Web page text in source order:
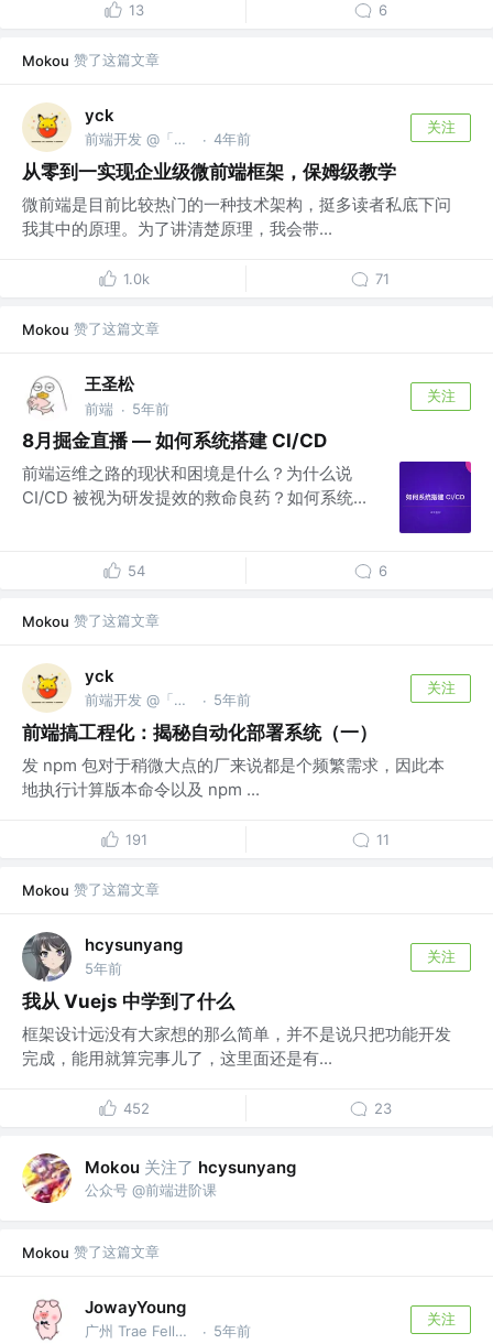
13 6
Mokou 赞了这篇文章
yck
前端开发 @「前端真好玩」公众号作者 · 4年前
关注
从零到一实现企业级微前端框架，保姆级教学
微前端是目前比较热门的一种技术架构，挺多读者私底下问
我其中的原理。为了讲清楚原理，我会带...
1.0k 71
Mokou 赞了这篇文章
王圣松
前端 · 5年前
关注
8月掘金直播 — 如何系统搭建 CI/CD
前端运维之路的现状和困境是什么？为什么说
CI/CD 被视为研发提效的救命良药？如何系统...
54 6
Mokou 赞了这篇文章
yck
前端开发 @「前端真好玩」公众号作者 · 5年前
关注
前端搞工程化：揭秘自动化部署系统（一）
发 npm 包对于稍微大点的厂来说都是个频繁需求，因此本
地执行计算版本命令以及 npm ...
191 11
Mokou 赞了这篇文章
hcysunyang
5年前
关注
我从 Vuejs 中学到了什么
框架设计远没有大家想的那么简单，并不是说只把功能开发
完成，能用就算完事儿了，这里面还是有...
452 23
Mokou 关注了 hcysunyang
公众号 @前端进阶课
Mokou 赞了这篇文章
JowayYoung
广州 Trae Fellow，前网易资深前端，总结大师 @网易 · 5年前
关注